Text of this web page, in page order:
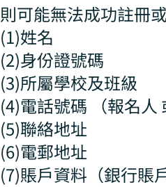
則可能無法成功註冊
(1)姓名
(2)身份證號碼
(3)所屬學校及班級
(4)電話號碼 （報名人
(5)聯絡地址
(6)電郵地址
(7)賬戶資料（銀行賬